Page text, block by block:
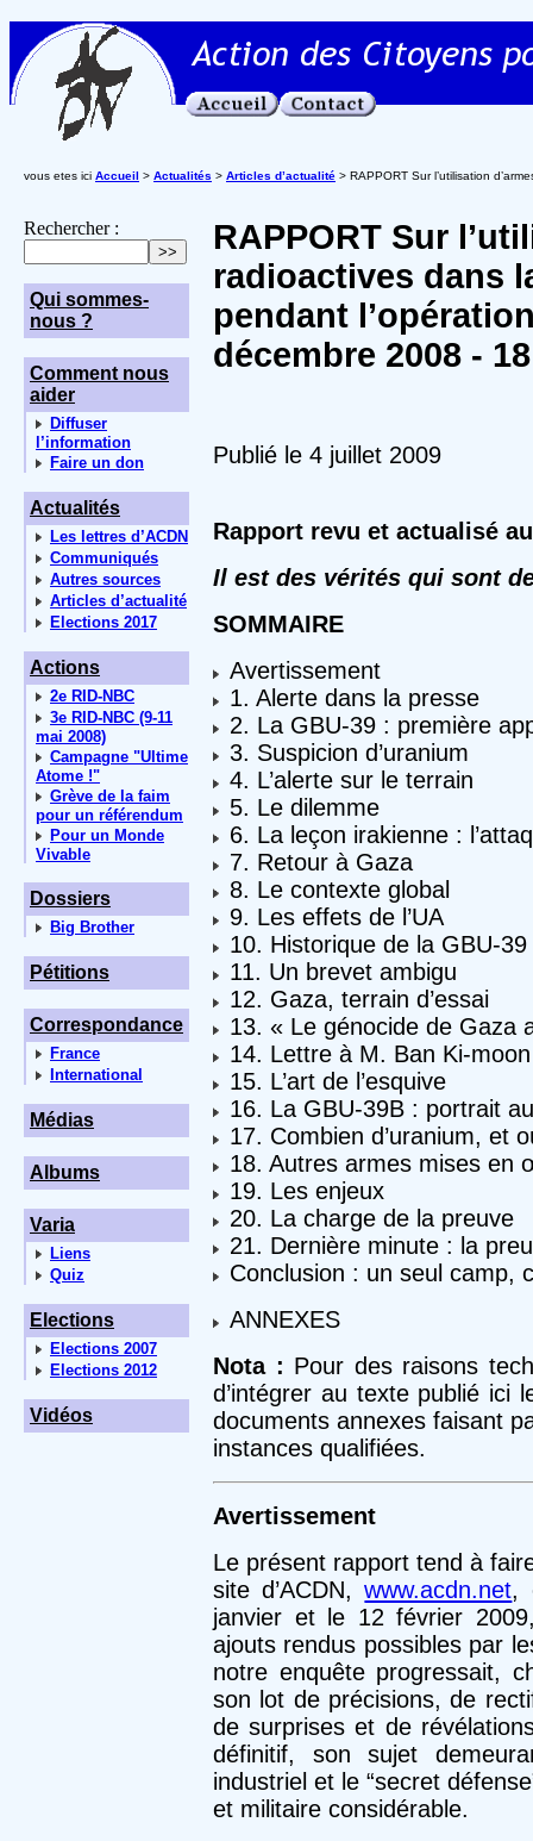
vous etes ici Accueil > Actualités > Articles d’actualité > RAPPORT Sur l’utilisation
Rechercher :
Qui sommes-
nous ?
Comment nous
aider
Diffuser
l’information
Faire un don
Actualités
Les lettres d’ACDN
Communiqués
Autres sources
Articles d’actualité
Elections 2017
Actions
2e RID-NBC
3e RID-NBC (9-11
mai 2008)
Campagne "Ultime
Atome !"
Grève de la faim
pour un référendum
Pour un Monde
Vivable
Dossiers
Big Brother
Pétitions
Correspondance
France
International
Médias
Albums
Varia
Liens
Quiz
Elections
Elections 2007
Elections 2012
Vidéos
RAPPORT Sur
radioactives dans
pendant
décembre 2008 -
Publié le 4 juillet 2009
Rapport revu et actualisé
Il est des vérités qui sont
SOMMAIRE
Avertissement
1. Alerte dans la presse
2. La GBU-39 : première
3. Suspicion d’uranium
4. L’alerte sur le terrain
5. Le dilemme
6. La leçon irakienne :
7. Retour à Gaza
8. Le contexte global
9. Les effets de l’UA
10. Historique de la GBU-39
11. Un brevet ambigu
12. Gaza, terrain d’essai
13. « Le génocide de Gaza
14. Lettre à M. Ban Ki-
15. L’art de l’esquive
16. La GBU-39B : portrait
17. Combien d’uranium, et
18. Autres armes mises en
19. Les enjeux
20. La charge de la preuve
21. Dernière minute : la
Conclusion : un seul camp,
ANNEXES
Nota : Pour des raisons
d’intégrer au texte publié ici
documents annexes faisant
instances qualifiées.
Avertissement
Le présent rapport tend à
site d’ACDN,www.acdn.net,
janvier et le 12 février
ajouts rendus possibles par
notre enquête progressait,
son lot de précisions, de
de surprises et de
définitif, son sujet
industriel et le “secret
et militaire considérable.